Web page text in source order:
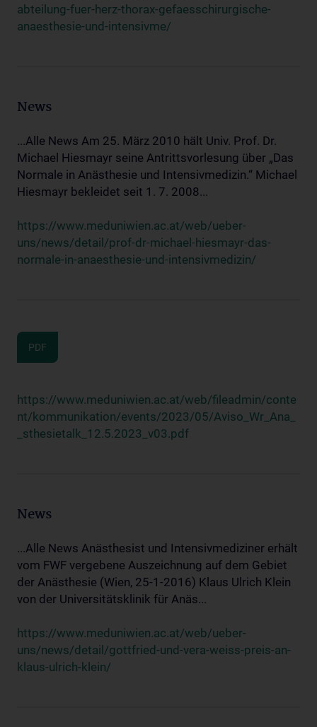
abteilung-fuer-herz-thorax-gefaesschirurgische-
anaesthesie-und-intensivme/
News
...Alle News Am 25. März 2010 hält Univ. Prof. Dr.
Michael Hiesmayr seine Antrittsvorlesung über „Das
Normale in Anästhesie und Intensivmedizin.“ Michael
Hiesmayr bekleidet seit 1. 7. 2008...
https://www.meduniwien.ac.at/web/ueber-
uns/news/detail/prof-dr-michael-hiesmayr-das-
normale-in-anaesthesie-und-intensivmedizin/
PDF
https://www.meduniwien.ac.at/web/fileadmin/conte
nt/kommunikation/events/2023/05/Aviso_Wr_Ana_
_sthesietalk_12.5.2023_v03.pdf
News
...Alle News Anästhesist und Intensivmediziner erhält
vom FWF vergebene Auszeichnung auf dem Gebiet
der Anästhesie (Wien, 25-1-2016) Klaus Ulrich Klein
von der Universitätsklinik für Anäs...
https://www.meduniwien.ac.at/web/ueber-
uns/news/detail/gottfried-und-vera-weiss-preis-an-
klaus-ulrich-klein/